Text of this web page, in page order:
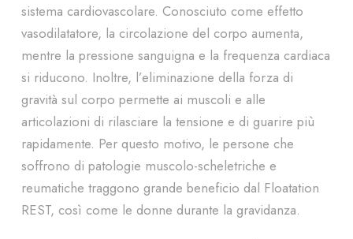
sistema cardiovascolare. Conosciuto come effetto
vasodilatatore, la circolazione del corpo aumenta,
mentre la pressione sanguigna e la frequenza cardiaca
si riducono. Inoltre, l’eliminazione della forza di
gravità sul corpo permette ai muscoli e alle
articolazioni di rilasciare la tensione e di guarire più
rapidamente. Per questo motivo, le persone che
soffrono di patologie muscolo-scheletriche e
reumatiche traggono grande beneficio dal Floatation
REST, così come le donne durante la gravidanza.